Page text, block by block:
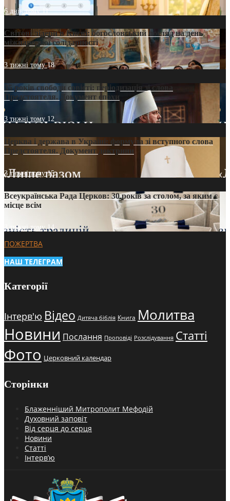
6 днів тому11
Світові лідери в Києві: богословський погляд на день
міжнародної солідарності
3 тижні тому18
35 років свободи совісті: періодизація зі слова
Предстоятеля. Документ епохи
3 тижні тому 12
Церква і держава в Україні: формула зі вступного слова
Предстоятеля. Документ доктрини
3 тижні тому15
Всеукраїнська Рада Церков: 30 років за столом, за яким є
місце всім
3 тижні тому14
ПОЖЕРТВА
НАШ ТЕЛЕГРАМ
Категорії
Інтерв'ю Відео Дитяча біблія Книга Молитва
Новини Послання Проповіді Розслідування Статті
Фото Церковний календар
Сторінки
Блаженніший Митрополит Мефодій
Духовний заповіт
Від серця до серця
Новини
Статті
Інтерв’ю